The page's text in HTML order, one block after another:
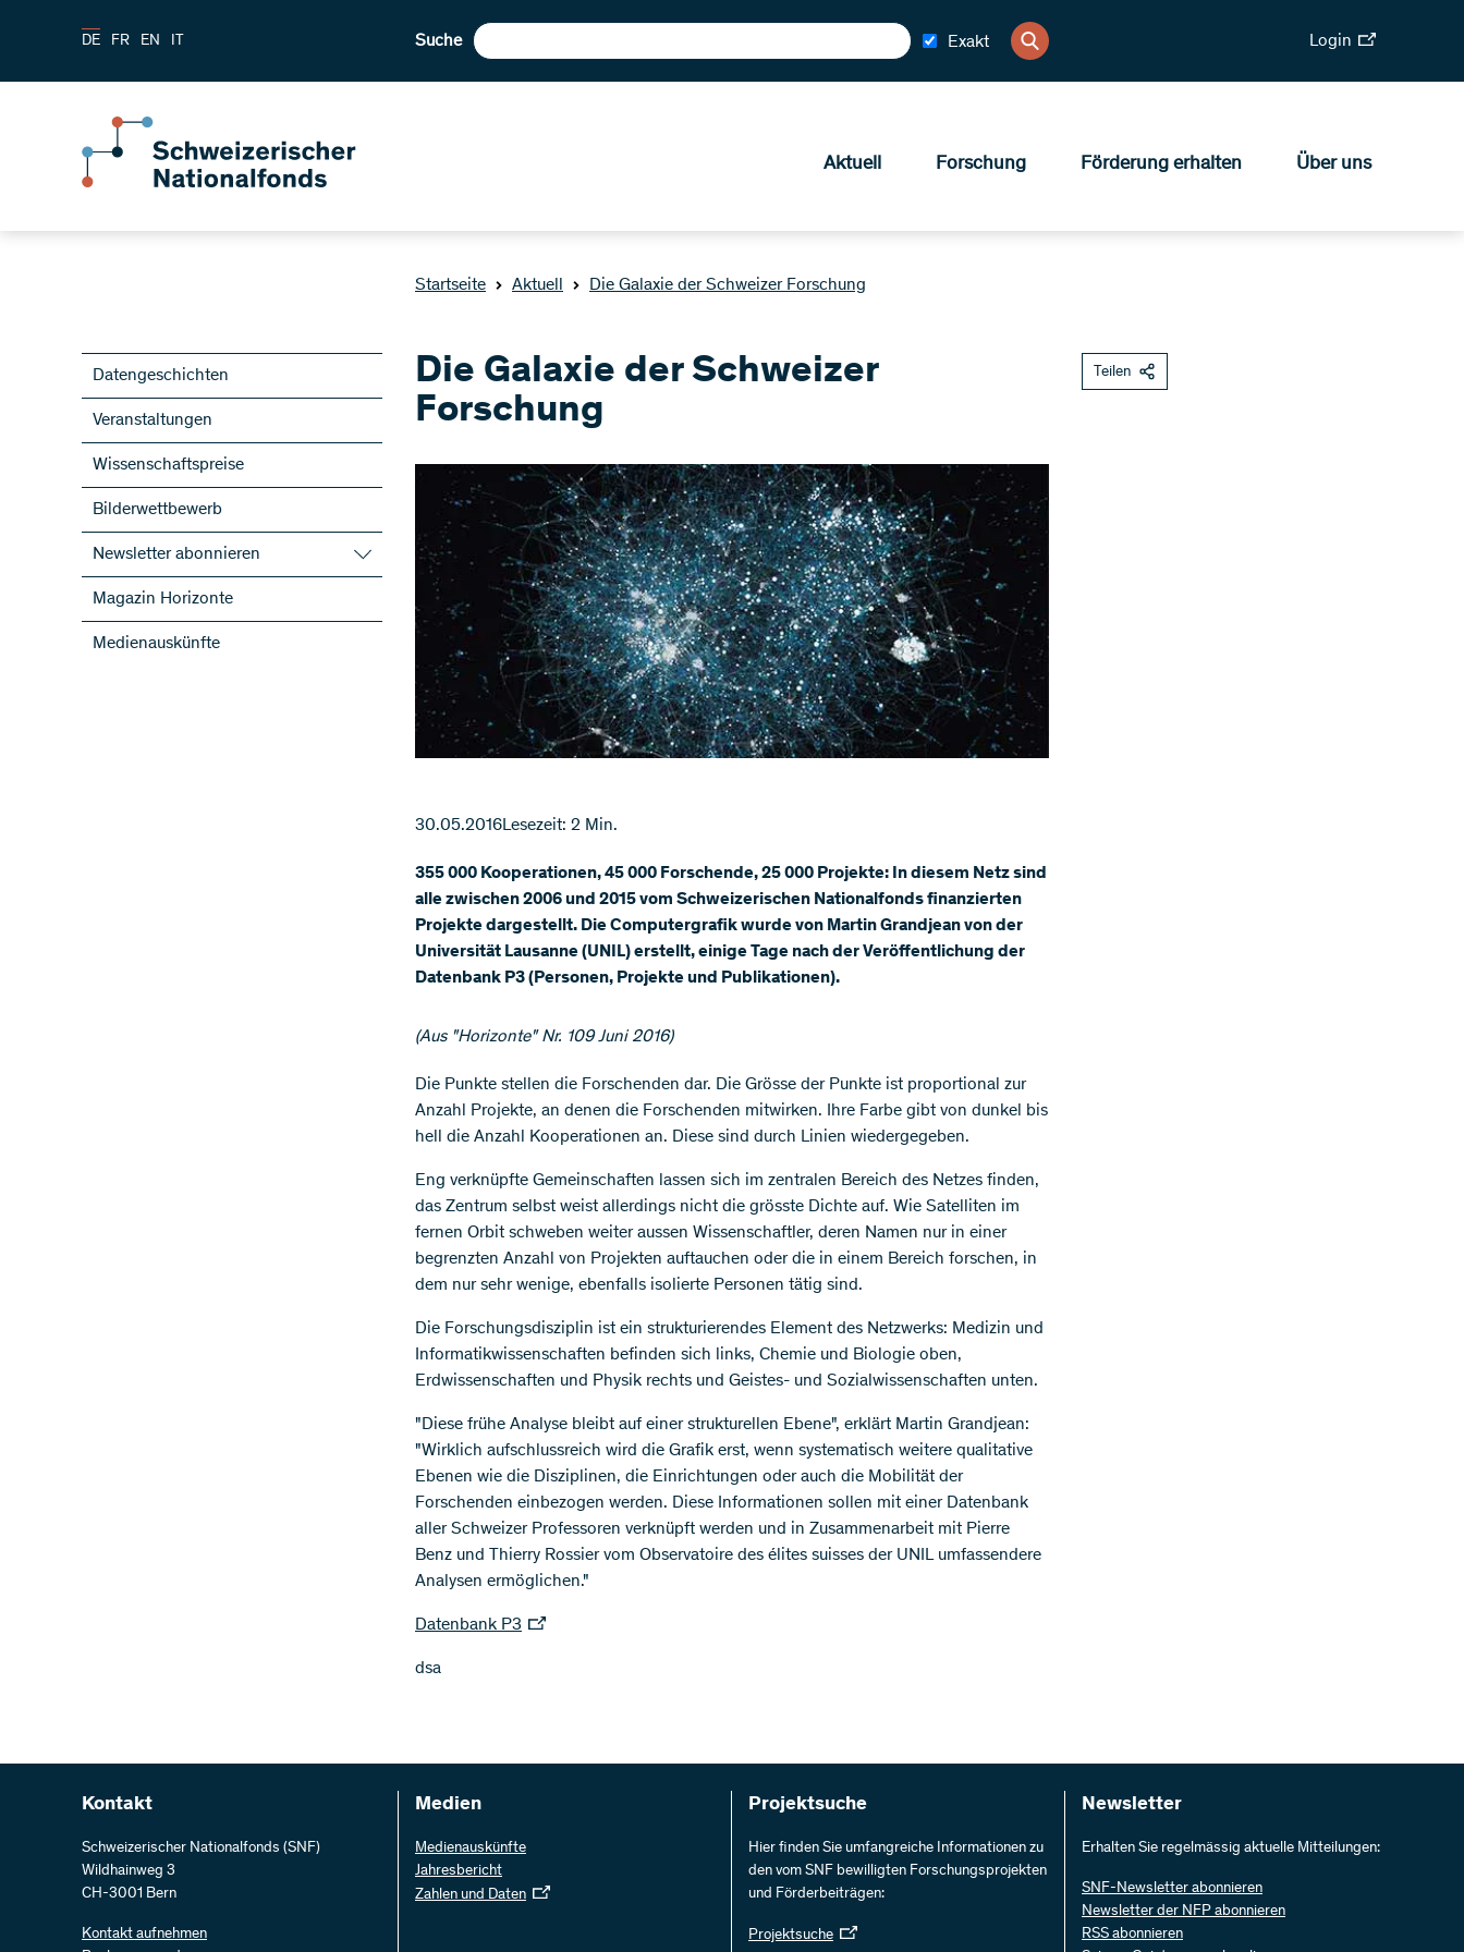
DE FR EN IT Suche Exakt Login
Aktuell Forschung Förderung erhalten Über uns
Startseite Aktuell Die Galaxie der Schweizer Forschung
Datengeschichten
Veranstaltungen
Wissenschaftspreise
Bilderwettbewerb
Newsletter abonnieren
SNF-Newsletter abonnieren
Newsletter der NFP abonnieren
ScienceGeist
Magazin Horizonte
Medienauskünfte
Die Galaxie der Schweizer
Forschung
30.05.2016Lesezeit: 2 Min.
​355 000 Kooperationen, 45 000 Forschende, 25 000 Projekte: In diesem Netz sind
alle zwischen 2006 und 2015 vom Schweizerischen Nationalfonds finanzierten
Projekte dargestellt. Die Computergrafik wurde von Martin Grandjean von der
Universität Lausanne (UNIL) erstellt, einige Tage nach der Veröffentlichung der
Datenbank P3 (Personen, Projekte und Publikationen).
(Aus "Horizonte" Nr. 109 Juni 2016)
Die Punkte stellen die Forschenden dar. Die Grösse der Punkte ist proportional zur
Anzahl Projekte, an denen die Forschenden mitwirken. Ihre Farbe gibt von dunkel bis
hell die Anzahl Kooperationen an. Diese sind durch Linien wiedergegeben.
Eng verknüpfte Gemeinschaften lassen sich im zentralen Bereich des Netzes finden,
das Zentrum selbst weist allerdings nicht die grösste Dichte auf. Wie Satelliten im
fernen Orbit schweben weiter aussen Wissenschaftler, deren Namen nur in einer
begrenzten Anzahl von Projekten auftauchen oder die in einem Bereich forschen, in
dem nur sehr wenige, ebenfalls isolierte Personen tätig sind.
Die Forschungsdisziplin ist ein strukturierendes Element des Netzwerks: Medizin und
Informatikwissenschaften befinden sich links, Chemie und Biologie oben,
Erdwissenschaften und Physik rechts und Geistes- und Sozialwissenschaften unten.
"Diese frühe Analyse bleibt auf einer strukturellen Ebene", erklärt Martin Grandjean:
"Wirklich aufschlussreich wird die Grafik erst, wenn systematisch weitere qualitative
Ebenen wie die Disziplinen, die Einrichtungen oder auch die Mobilität der
Forschenden einbezogen werden. Diese Informationen sollen mit einer Datenbank
aller Schweizer Professoren verknüpft werden und in Zusammenarbeit mit Pierre
Benz und Thierry Rossier vom Observatoire des élites suisses der UNIL umfassendere
Analysen ermöglichen."
Datenbank P3
dsa
Teilen
Kontakt
Schweizerischer Nationalfonds (SNF)
Wildhainweg 3
CH-3001 Bern
Kontakt aufnehmen
Medien
Medienauskünfte
Jahresbericht
Zahlen und Daten
Projektsuche
Hier finden Sie umfangreiche Informationen zu
den vom SNF bewilligten Forschungsprojekten
und Förderbeiträgen:
Projektsuche
Newsletter
Erhalten Sie regelmässig aktuelle Mitteilungen:
SNF-Newsletter abonnieren
Newsletter der NFP abonnieren
RSS abonnieren